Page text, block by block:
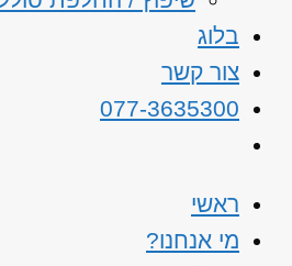
בלוג
צור קשר
077-3635300
ראשי
מי אנחנו?